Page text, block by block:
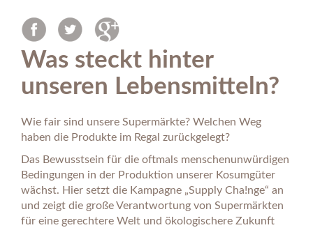
Was steckt hinter
unseren Lebensmitteln?
Wie fair sind unsere Supermärkte? Welchen Weg
haben die Produkte im Regal zurückgelegt?
Das Bewusstsein für die oftmals menschenunwürdigen
Bedingungen in der Produktion unserer Kosumgüter
wächst. Hier setzt die Kampagne „Supply Cha!nge“ an
und zeigt die große Verantwortung von Supermärkten
für eine gerechtere Welt und ökologischere Zukunft